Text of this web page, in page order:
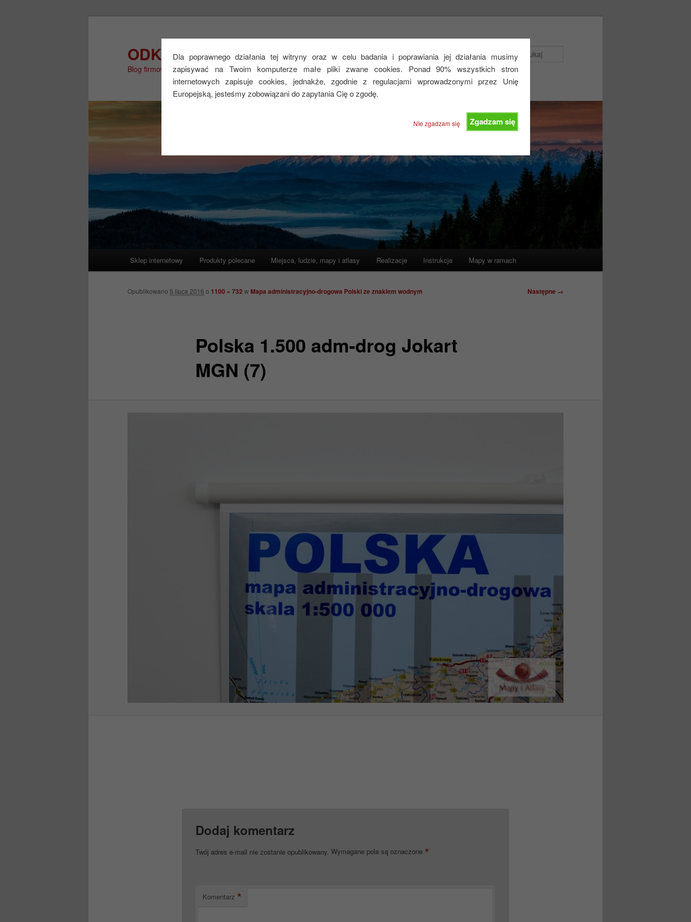
Dla poprawnego działania tej witryny oraz w celu badania i poprawiania jej działania musimy
zapisywać na Twoim komputerze małe pliki zwane cookies. Ponad 90% wszystkich stron
internetowych zapisuje cookies, jednakże, zgodnie z regulacjami wprowadzonymi przez Unię
Europejską, jesteśmy zobowiązani do zapytania Cię o zgodę.
Zgadzam się
NIe zgadzam się
ODKRYJ WIĘCEJ
Blog firmowy
Sklep internetowy Produkty polecane Miejsca, ludzie, mapy i atlasy Realizacje Instrukcje Mapy w ramach
Nawigacja
Następne →
Polska 1.500 adm-drog Jokart
MGN (7)
Opublikowano 5 lipca 2016 o 1100 × 732 w Mapa administracyjno-drogowa Polski ze znakiem wodnym
Dodaj komentarz
Twój adres e-mail nie zostanie opublikowany. Wymagane pola są oznaczone *
Komentarz *